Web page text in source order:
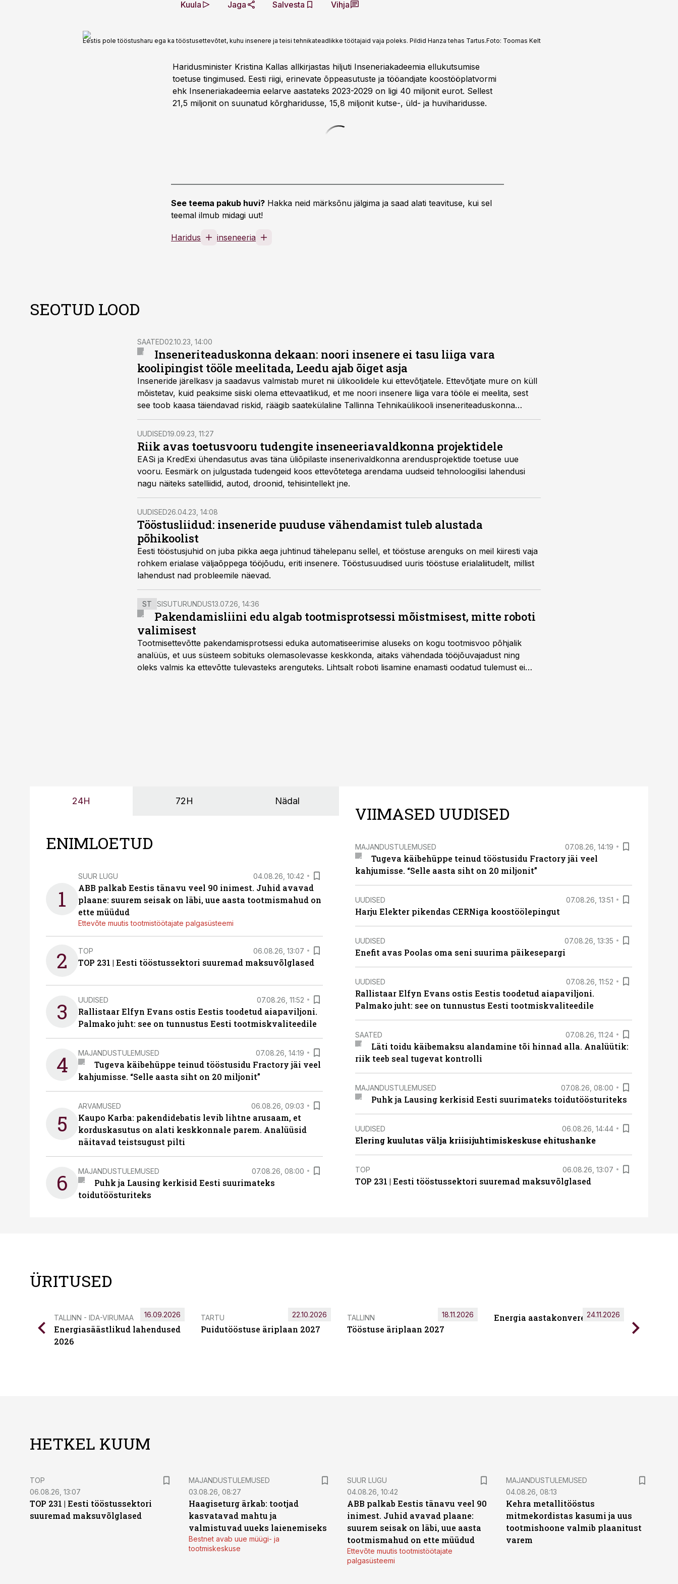
Kuula Jaga Salvesta Vihja
Eestis pole tööstusharu ega ka tööstusettevõtet, kuhu insenere ja teisi tehnikateadlikke töötajaid vaja poleks. Pildid Hanza tehas Tartus.Foto: Toomas Kelt
Haridusminister Kristina Kallas allkirjastas hiljuti Inseneriakadeemia ellukutsumise
toetuse tingimused. Eesti riigi, erinevate õppeasutuste ja tööandjate koostööplatvormi
ehk Inseneriakadeemia eelarve aastateks 2023-2029 on ligi 40 miljonit eurot. Sellest
21,5 miljonit on suunatud kõrgharidusse, 15,8 miljonit kutse-, üld- ja huviharidusse.
See teema pakub huvi? Hakka neid märksõnu jälgima ja saad alati teavituse, kui sel
teemal ilmub midagi uut!
Haridus inseneeria
SEOTUD LOOD
SAATED02.10.23, 14:00
Inseneriteaduskonna dekaan: noori insenere ei tasu liiga vara
koolipingist tööle meelitada, Leedu ajab õiget asja
Inseneride järelkasv ja saadavus valmistab muret nii ülikoolidele kui ettevõtjatele. Ettevõtjate mure on küll
mõistetav, kuid peaksime siiski olema ettevaatlikud, et me noori insenere liiga vara tööle ei meelita, sest
see toob kaasa täiendavad riskid, räägib saatekülaline Tallinna Tehnikaülikooli inseneriteaduskonna
dekaan Fjodor Sergejev.
UUDISED19.09.23, 11:27
Riik avas toetusvooru tudengite inseneeriavaldkonna projektidele
EASi ja KredExi ühendasutus avas täna üliõpilaste insenerivaldkonna arendusprojektide toetuse uue
vooru. Eesmärk on julgustada tudengeid koos ettevõtetega arendama uudseid tehnoloogilisi lahendusi
nagu näiteks satelliidid, autod, droonid, tehisintellekt jne.
UUDISED26.04.23, 14:08
Tööstusliidud: inseneride puuduse vähendamist tuleb alustada
põhikoolist
Eesti tööstusjuhid on juba pikka aega juhtinud tähelepanu sellel, et tööstuse arenguks on meil kiiresti vaja
rohkem erialase väljaõppega tööjõudu, eriti insenere. Tööstusuudised uuris tööstuse erialaliitudelt, millist
lahendust nad probleemile näevad.
ST SISUTURUNDUS13.07.26, 14:36
Pakendamisliini edu algab tootmisprotsessi mõistmisest, mitte roboti
valimisest
Tootmisettevõtte pakendamisprotsessi eduka automatiseerimise aluseks on kogu tootmisvoo põhjalik
analüüs, et uus süsteem sobituks olemasolevasse keskkonda, aitaks vähendada tööjõuvajadust ning
oleks valmis ka ettevõtte tulevasteks arenguteks. Lihtsalt roboti lisamine enamasti oodatud tulemust ei
24H 72H Nädal
ENIMLOETUD
1
SUUR LUGU 04.08.26, 10:42
ABB palkab Eestis tänavu veel 90 inimest. Juhid avavad
plaane: suurem seisak on läbi, uue aasta tootmismahud on
ette müüdud
Ettevõte muutis tootmistöötajate palgasüsteemi
2 TOP 06.08.26, 13:07
TOP 231 | Eesti tööstussektori suuremad maksuvõlglased
3 UUDISED 07.08.26, 11:52
Rallistaar Elfyn Evans ostis Eestis toodetud aiapaviljoni.
Palmako juht: see on tunnustus Eesti tootmiskvaliteedile
4 MAJANDUSTULEMUSED 07.08.26, 14:19
Tugeva käibehüppe teinud tööstusidu Fractory jäi veel
kahjumisse. “Selle aasta siht on 20 miljonit”
5
ARVAMUSED 06.08.26, 09:03
Kaupo Karba: pakendidebatis levib lihtne arusaam, et
korduskasutus on alati keskkonnale parem. Analüüsid
näitavad teistsugust pilti
6 MAJANDUSTULEMUSED 07.08.26, 08:00
Puhk ja Lausing kerkisid Eesti suurimateks
toidutöösturiteks
VIIMASED UUDISED
MAJANDUSTULEMUSED 07.08.26, 14:19
Tugeva käibehüppe teinud tööstusidu Fractory jäi veel
kahjumisse. “Selle aasta siht on 20 miljonit”
UUDISED 07.08.26, 13:51
Harju Elekter pikendas CERNiga koostöölepingut
UUDISED 07.08.26, 13:35
Enefit avas Poolas oma seni suurima päikesepargi
UUDISED 07.08.26, 11:52
Rallistaar Elfyn Evans ostis Eestis toodetud aiapaviljoni.
Palmako juht: see on tunnustus Eesti tootmiskvaliteedile
SAATED 07.08.26, 11:24
Läti toidu käibemaksu alandamine tõi hinnad alla. Analüütik:
riik teeb seal tugevat kontrolli
MAJANDUSTULEMUSED 07.08.26, 08:00
Puhk ja Lausing kerkisid Eesti suurimateks toidutöösturiteks
UUDISED 06.08.26, 14:44
Elering kuulutas välja kriisijuhtimiskeskuse ehitushanke
TOP 06.08.26, 13:07
TOP 231 | Eesti tööstussektori suuremad maksuvõlglased
ÜRITUSED
TALLINN - IDA-VIRUMAA
Energiasäästlikud lahendused
2026
16.09.2026 TARTU
Puidutööstuse äriplaan 2027
22.10.2026 TALLINN
Tööstuse äriplaan 2027
18.11.2026 Energia aastakonverents 2026
24.11.2026
HETKEL KUUM
TOP
06.08.26, 13:07
TOP 231 | Eesti tööstussektori
suuremad maksuvõlglased
MAJANDUSTULEMUSED
03.08.26, 08:27
Haagiseturg ärkab: tootjad
kasvatavad mahtu ja
valmistuvad uueks laienemiseks
Bestnet avab uue müügi- ja
tootmiskeskuse
SUUR LUGU
04.08.26, 10:42
ABB palkab Eestis tänavu veel 90
inimest. Juhid avavad plaane:
suurem seisak on läbi, uue aasta
tootmismahud on ette müüdud
Ettevõte muutis tootmistöötajate
palgasüsteemi
MAJANDUSTULEMUSED
04.08.26, 08:13
Kehra metallitööstus
mitmekordistas kasumi ja uus
tootmishoone valmib plaanitust
varem